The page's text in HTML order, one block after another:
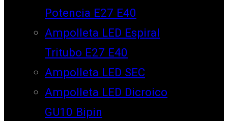
Potencia E27 E40
Ampolleta LED Espiral
Tritubo E27 E40
Ampolleta LED SEC
Ampolleta LED Dicroico
GU10 Bipin